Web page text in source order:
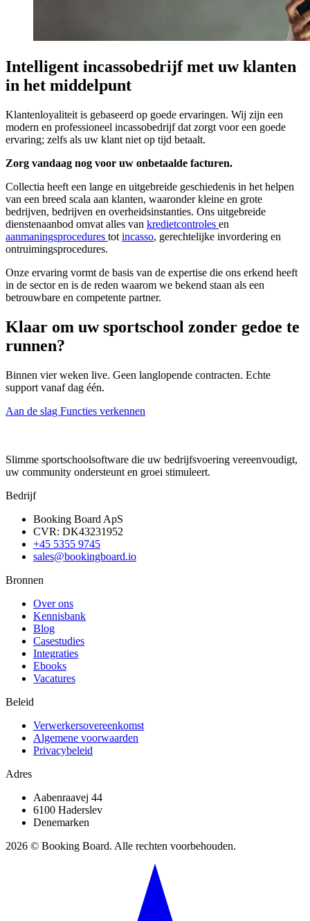
Intelligent incassobedrijf met uw klanten
in het middelpunt
Klantenloyaliteit is gebaseerd op goede ervaringen. Wij zijn een
modern en professioneel incassobedrijf dat zorgt voor een goede
ervaring; zelfs als uw klant niet op tijd betaalt.
Zorg vandaag nog voor uw onbetaalde facturen.
Collectia heeft een lange en uitgebreide geschiedenis in het helpen
van een breed scala aan klanten, waaronder kleine en grote
bedrijven, bedrijven en overheidsinstanties. Ons uitgebreide
dienstenaanbod omvat alles van kredietcontroles en
aanmaningsprocedures tot incasso, gerechtelijke invordering en
ontruimingsprocedures.
Onze ervaring vormt de basis van de expertise die ons erkend heeft
in de sector en is de reden waarom we bekend staan als een
betrouwbare en competente partner.
Klaar om uw sportschool zonder gedoe te
runnen?
Binnen vier weken live. Geen langlopende contracten. Echte
support vanaf dag één.
Aan de slag Functies verkennen
Slimme sportschoolsoftware die uw bedrijfsvoering vereenvoudigt,
uw community ondersteunt en groei stimuleert.
Bedrijf
Booking Board ApS
CVR: DK43231952
+45 5355 9745
sales@bookingboard.io
Bronnen
Over ons
Kennisbank
Blog
Casestudies
Integraties
Ebooks
Vacatures
Beleid
Verwerkersovereenkomst
Algemene voorwaarden
Privacybeleid
Adres
Aabenraavej 44
6100 Haderslev
Denemarken
2026 © Booking Board. Alle rechten voorbehouden.